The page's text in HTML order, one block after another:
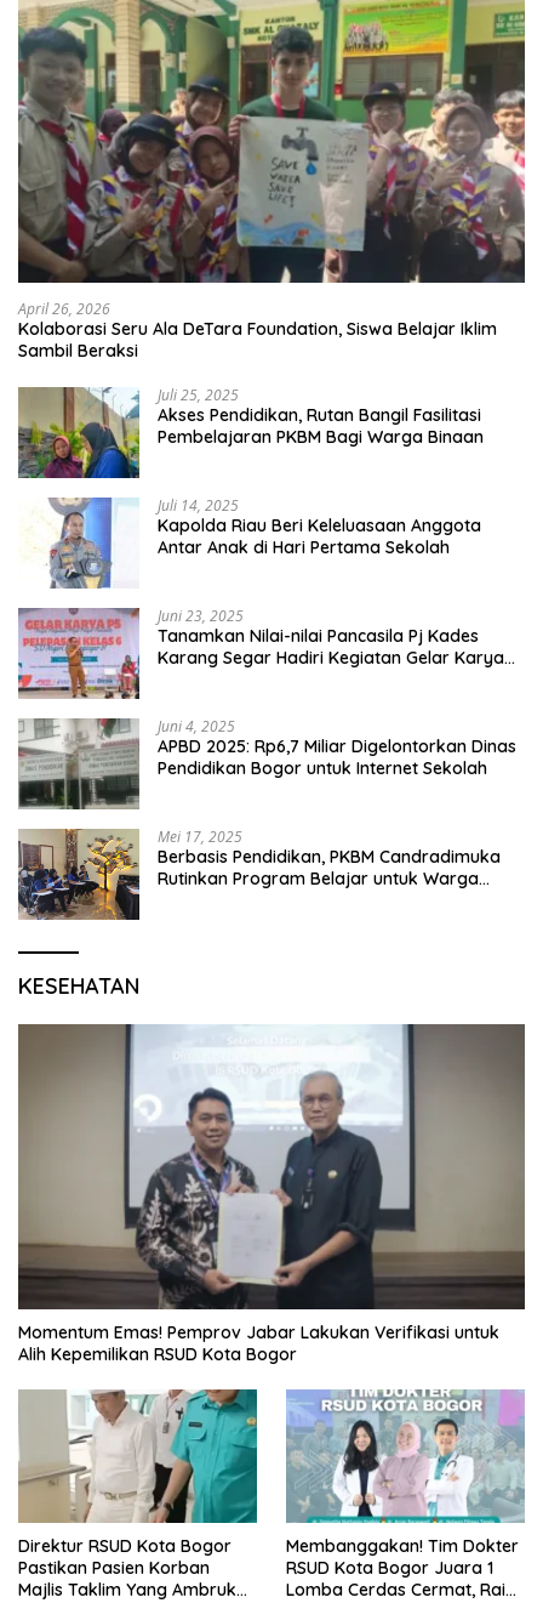
April 26, 2026
Kolaborasi Seru Ala DeTara Foundation, Siswa Belajar Iklim
Sambil Beraksi
Juli 25, 2025
Akses Pendidikan, Rutan Bangil Fasilitasi
Pembelajaran PKBM Bagi Warga Binaan
Juli 14, 2025
Kapolda Riau Beri Keleluasaan Anggota
Antar Anak di Hari Pertama Sekolah
Juni 23, 2025
Tanamkan Nilai-nilai Pancasila Pj Kades
Karang Segar Hadiri Kegiatan Gelar Karya
Juni 4, 2025
APBD 2025: Rp6,7 Miliar Digelontorkan Dinas
Pendidikan Bogor untuk Internet Sekolah
Mei 17, 2025
Berbasis Pendidikan, PKBM Candradimuka
Rutinkan Program Belajar untuk Warga
KESEHATAN
Momentum Emas! Pemprov Jabar Lakukan Verifikasi untuk
Alih Kepemilikan RSUD Kota Bogor
Direktur RSUD Kota Bogor
Pastikan Pasien Korban
Majlis Taklim Yang Ambruk
Membanggakan! Tim Dokter
RSUD Kota Bogor Juara 1
Lomba Cerdas Cermat, Raih